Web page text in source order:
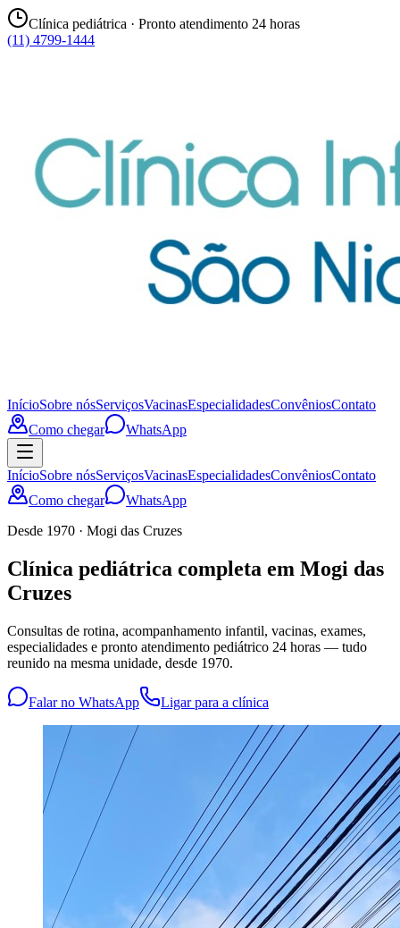
Clínica pediátrica · Pronto atendimento 24 horas
(11) 4799-1444
InícioSobre nósServiçosVacinasEspecialidadesConvêniosContato
Como chegar
WhatsApp
InícioSobre nósServiçosVacinasEspecialidadesConvêniosContato
Como chegar
WhatsApp
Desde 1970 · Mogi das Cruzes
Clínica pediátrica completa em Mogi das
Cruzes
Consultas de rotina, acompanhamento infantil, vacinas, exames,
especialidades e pronto atendimento pediátrico 24 horas — tudo
reunido na mesma unidade, desde 1970.
Falar no WhatsApp Ligar para a clínica